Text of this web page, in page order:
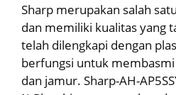
Sharp merupakan salah
dan memiliki kualitas yang
telah dilengkapi dengan
berfungsi untuk
dan jamur. Sharp-AH-